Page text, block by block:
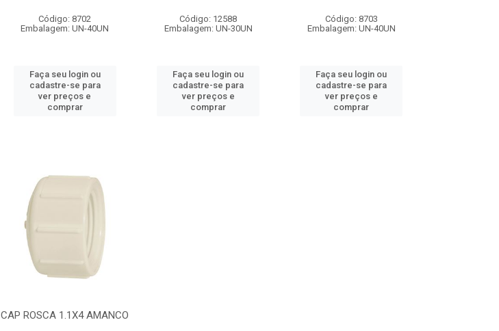
Código: 8702
Embalagem: UN-40UN
Faça seu login ou
cadastre-se para
ver preços e
comprar
Código: 12588
Embalagem: UN-30UN
Faça seu login ou
cadastre-se para
ver preços e
comprar
Código: 8703
Embalagem: UN-40UN
Faça seu login ou
cadastre-se para
ver preços e
comprar
CAP ROSCA 1.1X4 AMANCO